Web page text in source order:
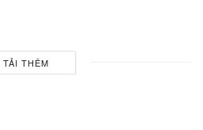
TẢI THÊM